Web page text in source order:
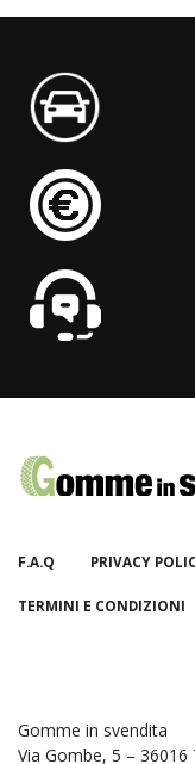
F.A.Q PRIVACY
TERMINI E CONDIZIONI
Gomme in svendita
Via Gombe, 5 – 36016